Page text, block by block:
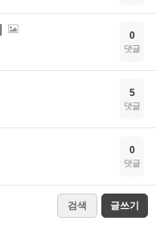
0
댓글
5
댓글
0
댓글
검색 글쓰기